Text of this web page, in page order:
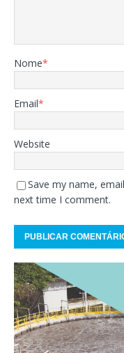
Nome*
Email*
Website
Save my name,
next time I comment.